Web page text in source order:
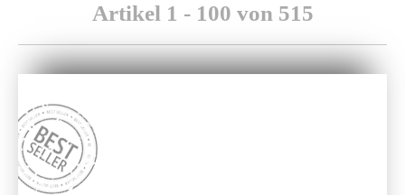
Artikel 1 - 100 von 515